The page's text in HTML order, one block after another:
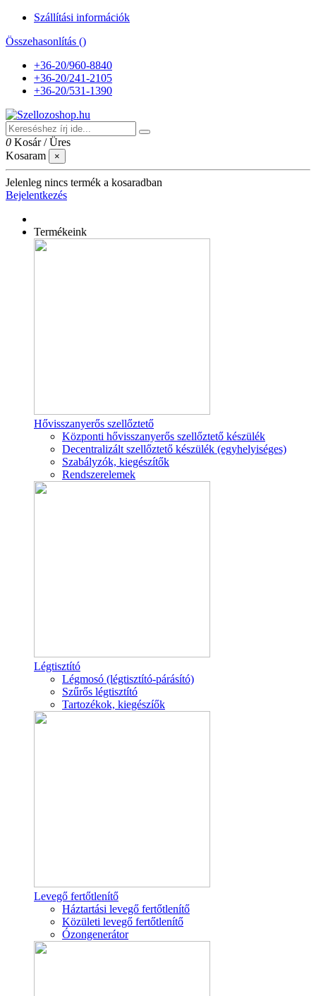
Szállítási információk
Összehasonlítás ()
+36-20/960-8840
+36-20/241-2105
+36-20/531-1390
0 Kosár /Üres
Kosaram
×
Jelenleg nincs termék a kosaradban
Bejelentkezés
Termékeink
Hővisszanyerős szellőztető
Központi hővisszanyerős szellőztető készülék
Decentralizált szellőztető készülék (egyhelyiséges)
Szabályzók, kiegészítők
Rendszerelemek
Légtisztító
Légmosó (légtisztító-párásító)
Szűrős légtisztító
Tartozékok, kiegészíők
Levegő fertőtlenítő
Háztartási levegő fertőtlenítő
Közületi levegő fertőtlenítő
Ózongenerátor